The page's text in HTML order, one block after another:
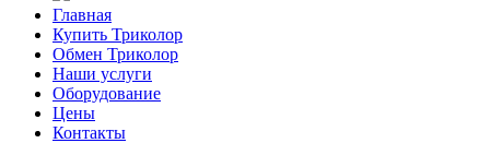
Главная
Купить Триколор
Обмен Триколор
Наши услуги
Оборудование
Цены
Контакты